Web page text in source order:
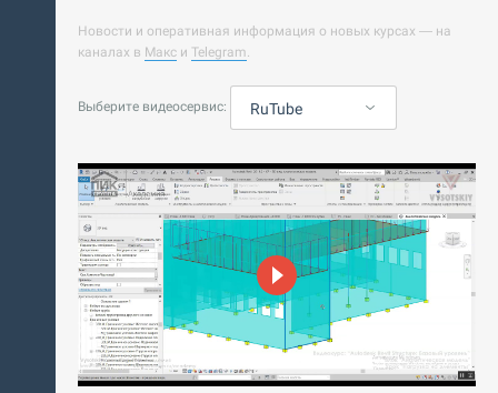
Новости и оперативная информация о новых курсах — на
каналах в Макс и Telegram.
Выберите видеосервис: RuTube